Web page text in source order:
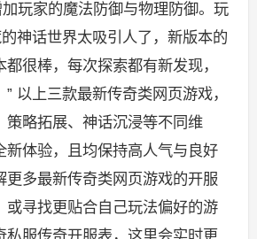
加玩家的魔法防御与物理防御。玩
神话世界太吸引人了，新版本的
很棒，每次探索都有新发现，
以上三款最新传奇类网页游戏，
策略拓展、神话沉浸等不同维
新体验，且均保持高人气与良好
更多最新传奇类网页游戏的开服
或寻找更贴合自己玩法偏好的游
私服传奇开服表，这里会实时更